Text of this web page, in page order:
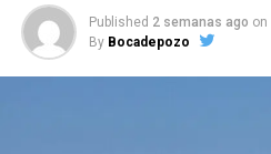
Published 2 semanas ago on
By Bocadepozo